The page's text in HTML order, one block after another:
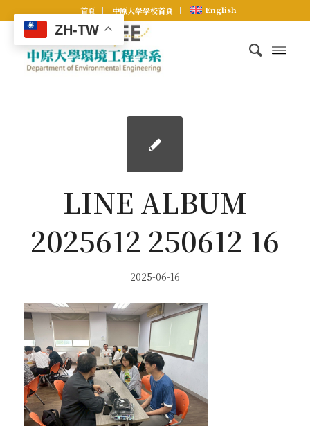
首頁 中原大學學校首頁 English
LINE ALBUM
2025612 250612 16
2025-06-16
ZH-TW